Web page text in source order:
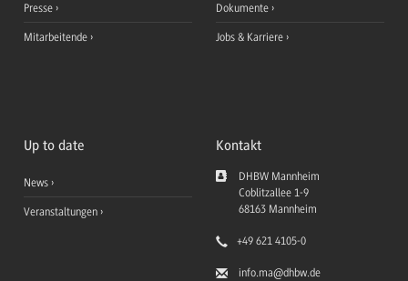
Presse
Mitarbeitende
Dokumente
Jobs & Karriere
Up to date
News
Veranstaltungen
Kontakt
DHBW Mannheim
Coblitzallee 1-9
68163 Mannheim
+49 621 4105-0
info.ma@dhbw.de